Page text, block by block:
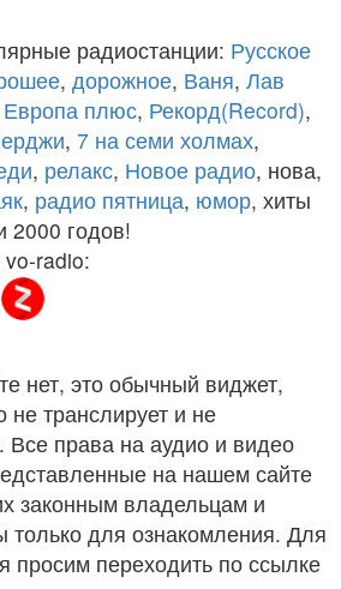
радиостанции: Русское
, дорожное, Ваня, Лав
Европа плюс, Рекорд(Record),
, 7 на семи холмах,
, релакс, Новое радио, нова,
, радио пятница, юмор, хиты
2000 годов!
radio:
нет, это обычный виджет,
не транслирует и не
Все права на аудио и видео
на нашем сайте
законным владельцам и
только для ознакомления. Для
просим переходить по ссылке